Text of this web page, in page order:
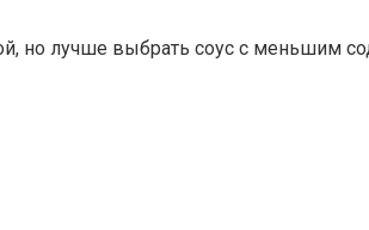
но лучше выбрать соус с меньшим